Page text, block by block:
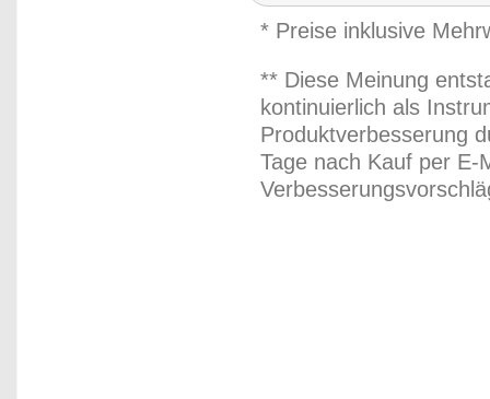
* Preise inklusive
** Diese Meinung
kontinuierlich als
Produktverbesserung
Tage nach Kauf per E-